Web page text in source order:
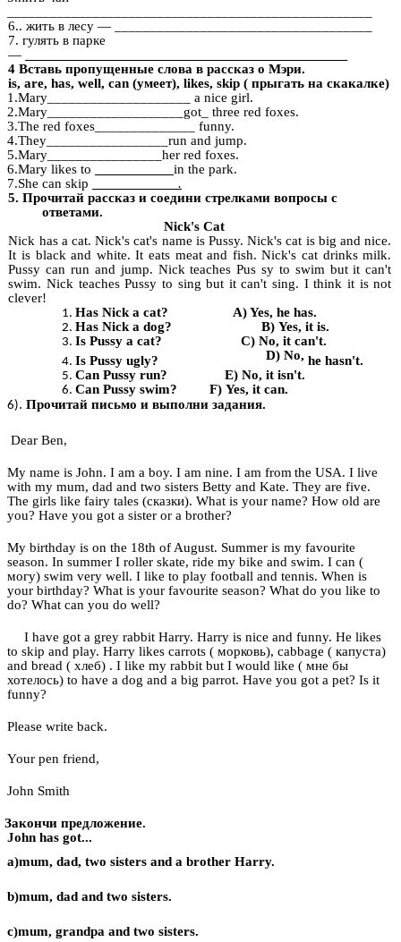
6.. жить в лесу —
7. гулять в парке
—
4 Вставь пропущенные слова в рассказ о Мэри.
is, are, has, well, can (умеет), likes, skip ( прыгать на скакалке)
1.Mary____________________ a nice girl.
2.Mary___________________got_ three red foxes.
3.The red foxes______________ funny.
4.They_________________run and jump.
5.Mary________________her red foxes.
6.Mary likes to
in the park.
7.She can skip
____________.
5. Прочитай рассказ и соедини стрелками вопросы с
ответами.
Nick's Cat
Nick has a cat. Nick's cat's name is Pussy. Nick's cat is big and nice.
It is black and white. It eats meat and fish. Nick's cat drinks milk.
Pussy can run and jump. Nick teaches Pus sy to swim but it can't
swim. Nick teaches Pussy to sing but it can't sing. I think it is not
clever!
Has Nick a cat? A) Yes, he has.
Has Nick a dog? B) Yes, it is.
Is Pussy a cat? C) No, it can't.
Is Pussy ugly?
D) No,he hasn't.
Can Pussy run? E) No, it isn't.
Can Pussy swim? F) Yes, it can.
6). Прочитай письмо и выполни задания.
Dear Ben,
My name is John. I am a boy. I am nine. I am from the USA. I live
with my mum, dad and two sisters Betty and Kate. They are five.
The girls like fairy tales (сказки). What is your name? How old are
you? Have you got a sister or a brother?
My birthday is on the 18th of August. Summer is my favourite
season. In summer I roller skate, ride my bike and swim. I can (
могу) swim very well. I like to play football and tennis. When is
your birthday? What is your favourite season? What do you like to
do? What can you do well?
I have got a grey rabbit Harry. Harry is nice and funny. He likes
to skip and play. Harry likes carrots ( морковь), cabbage ( капуста)
and bread ( хлеб) . I like my rabbit but I would like ( мне бы
хотелось) to have a dog and a big parrot. Have you got a pet? Is it
funny?
Please write back.
Your pen friend,
John Smith
предложение.
John has got...
a)mum, dad, two sisters and a brother Harry.
b)mum, dad and two sisters.
c)mum, grandpa and two sisters.